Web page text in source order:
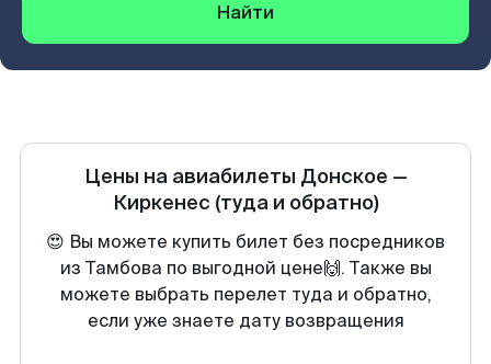
Найти
Цены на авиабилеты Донское —
Киркенеc (туда и обратно)
😍 Вы можете купить билет без посредников
из Тамбова по выгодной цене🙌. Также вы
можете выбрать перелет туда и обратно,
если уже знаете дату возвращения